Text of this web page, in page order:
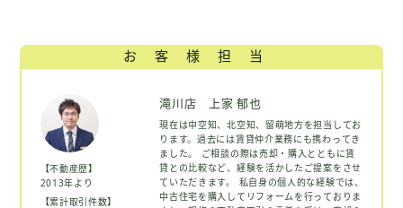
お客様担当
【不動産歴】
2013年より
【累計取引件数】
滝川店 上家 郁也
現在は中空知、北空知、留萌地方を担当してお
ります。過去には賃貸仲介業務にも携わってき
ました。 ご相談の際は売却・購入とともに賃
貸との比較など、経験を活かしたご提案をさせ
ていただきます。 私自身の個人的な経験では、
中古住宅を購入してリフォームを行っておりま